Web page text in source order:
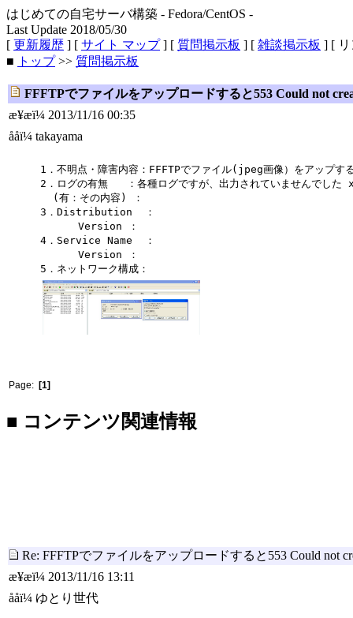
はじめての自宅サーバ構築 - Fedora/CentOS -
Last Update 2018/05/30
[ 更新履歴 ] [ サイト マップ] [ 質問掲示板 ] [ 雑談掲示板 ] [
■
トップ>> 質問掲示板
FFFTPでファイルをアップロードすると553 Could not
æ¥æï¼ 2013/11/16 00:35
ååï¼ takayama
1．不明点・障害内容：FFFTPでファイル(jpeg画像）をア
2．ログの有無 ：各種ログですが、出力されていませんでした
(有：その内容) ：
3．Distribution ：
Version ：
4．Service Name ：
Version ：
5．ネットワーク構成：
Page: [1]
■ コンテンツ関連情報
Re: FFFTPでファイルをアップロードすると553 Could not
æ¥æï¼ 2013/11/16 13:11
ååï¼ ゆとり世代